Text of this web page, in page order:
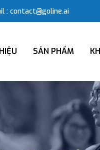
: contact@goline.ai
SẢN PHẨM